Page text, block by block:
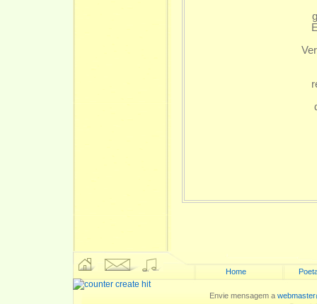
Home
Envie mensagem a